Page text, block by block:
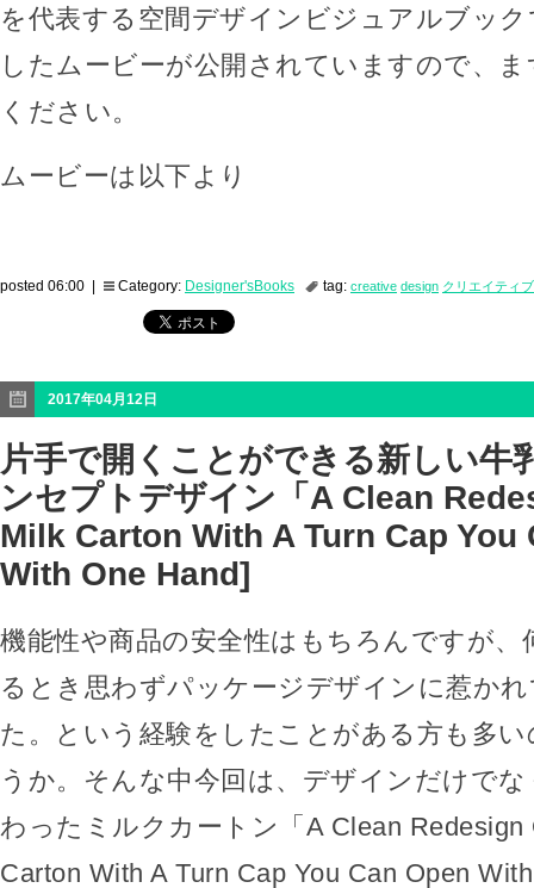
を代表する空間デザインビジュアルブッ
したムービーが公開されていますので、
ください。
ムービーは以下より
posted 06:00 | Category: Designer'sBooks tag: creative design クリエイティブ
2017年04月12日
片手で開くことができる新しい牛
ンセプトデザイン「A Clean
Milk Carton With A Turn Cap You
With One Hand]
機能性や商品の安全性はもちろんですが、
るとき思わずパッケージデザインに惹か
た。という経験をしたことがある方も多
うか。そんな中今回は、デザインだけで
わったミルクカートン「A Clean Redesign
Carton With A Turn Cap You Can Open